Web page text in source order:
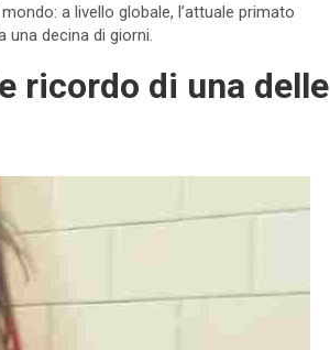
a livello globale, l’attuale primato
una decina di giorni.
ricordo di una delle